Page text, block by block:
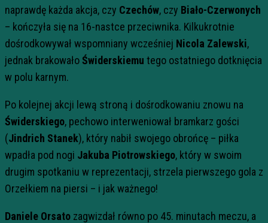
naprawdę każda akcja, czy Czechów, czy Biało-Czerwonych
– kończyła się na 16-nastce przeciwnika. Kilkukrotnie
dośrodkowywał wspomniany wcześniej Nicola Zalewski,
jednak brakowałoŚwiderskiemu tego ostatniego dotknięcia
w polu karnym.
Po kolejnej akcji lewą stroną i dośrodkowaniu znowu na
Świderskiego, pechowo interweniował bramkarz gości
(Jindrich Stanek), który nabił swojego obrońcę – piłka
wpadła pod nogi Jakuba Piotrowskiego, który w swoim
drugim spotkaniu w reprezentacji, strzela pierwszego gola z
Orzełkiem na piersi – i jak ważnego!
Daniele Orsato zagwizdał równo po 45. minutach meczu, a